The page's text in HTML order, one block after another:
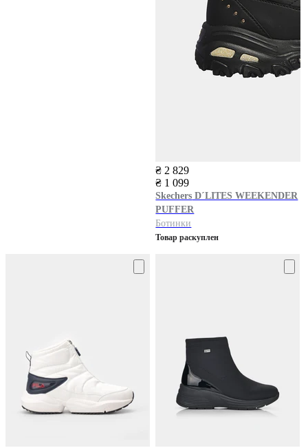
₴ 2 829
₴ 1 099
Skechers D´LITES WEEKENDER
PUFFER
Ботинки
Товар раскуплен